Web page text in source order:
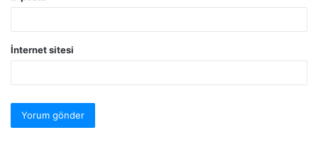
İnternet sitesi